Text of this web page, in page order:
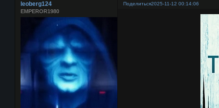
Поделиться2025-11-12 00:14:06
leoberg124
EMPEROR1980